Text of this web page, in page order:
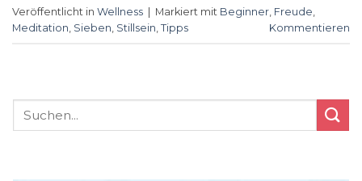
Veröffentlicht in Wellness Markiert mit Beginner Freude
Meditation Sieben Stillsein Tipps Kommentieren